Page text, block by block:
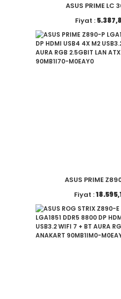
ASUS PRIME LC
Fiyat :
ASUS PRIME
Fiyat :